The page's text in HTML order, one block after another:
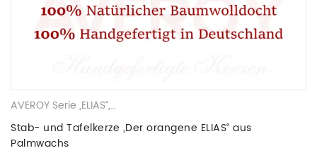
AVEROY Serie „ELIAS“, Stab- und Tafelkerzen
Stab- und Tafelkerze „Der orangene ELIAS“ aus
Palmwachs